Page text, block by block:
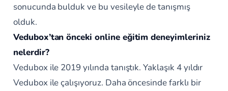
sonucunda bulduk ve bu vesileyle de tanışmış
olduk.
Vedubox’tan önceki online eğitim deneyimleriniz
nelerdir?
Vedubox ile 2019 yılında tanıştık. Yaklaşık 4 yıldır
Vedubox ile çalışıyoruz. Daha öncesinde farklı bir